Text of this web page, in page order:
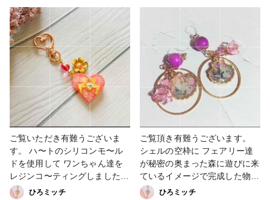
す。 遊び心でシマエナガちゃ
んのお花畑をイメージにして完
成したものです。 レジンコ〜
ティングしています #アクセサ
リー部 #minne#creema #販売
中 #booth #Instagram #Twitter
#ハンドメイド #キ〜ホルダー
泳いで見えますね 綺麗なスカ
イブルーにキラキラ感を出しつ
つ綺麗なシェルです。 レジン
コ〜ティングしてます。 少し
でもハッピーな気分になってく
れたら嬉しいです。 #アクセサ
リー部 #キーホルダー #販売中
#シェル#人魚 #minne #booth
#creema #Twitter#Instagram
ご覧いただき有難うございま
す。 ハ〜トのシリコンモ〜ル
ドを使用して ワンちゃん達を
レジンコ〜ティングしました。
結婚式をイメージにして完成さ
ひろミッチ
ご覧頂き有難うございます。
シェルの空枠に フェアリー達
が秘密の奥まった森に遊びに来
ているイメージで完成した物で
す。 土台はネイルでピン系、
ひろミッチ